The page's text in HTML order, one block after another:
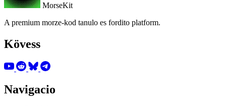
MorseKit
A premium morze-kod tanulo es fordito platform.
Kövess
Navigacio